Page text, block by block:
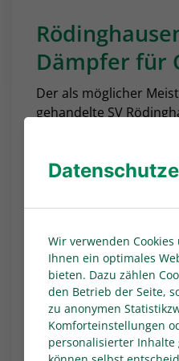
Dämpfer für
Der als möglicher
gehandelte SV
(1:0) gegen Rot Weiss
fuhr den erwarteten
(22., Foulelfmeter)
eingewechselte Thilo
Schlussphase alles
missglückte der
Daniel Berlinski.
Direkt die erste
Traditionsverein Rot-
Einstand seines neuen
Wir verwenden
Ihnen ein optimales
bieten. Dazu zählen
den Betrieb der Seite,
zu anonymen
Komforteinstellungen
personalisierter Inhalte